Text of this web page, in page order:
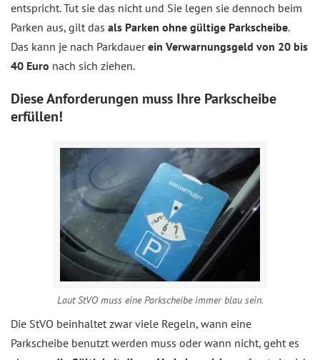
entspricht. Tut sie das nicht und Sie legen sie dennoch beim
Parken aus, gilt das als Parken ohne gültige Parkscheibe.
Das kann je nach Parkdauerein Verwarnungsgeld von 20 bis
40 Euro nach sich ziehen.
Diese Anforderungen muss Ihre Parkscheibe
erfüllen!
Laut StVO muss eine Parkscheibe immer blau sein.
Die StVO beinhaltet zwar viele Regeln, wann eine
Parkscheibe benutzt werden muss oder wann nicht, geht es